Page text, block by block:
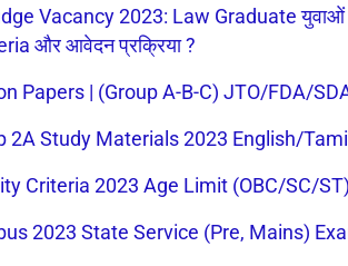
Vacancy 2023: Law Graduate युवाओं के
और आवेदन प्रक्रिया ?
Papers | (Group A-B-C) JTO/FDA/
2A Study Materials 2023 English/
Criteria 2023 Age Limit (OBC/SC/
2023 State Service (Pre, Mains)